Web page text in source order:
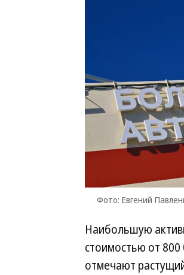
Фото: Евгений
Наибольшую
стоимостью от
отмечают